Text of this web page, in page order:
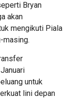
Bryan
akan
mengikuti Piala
masing.
untuk
lini depan